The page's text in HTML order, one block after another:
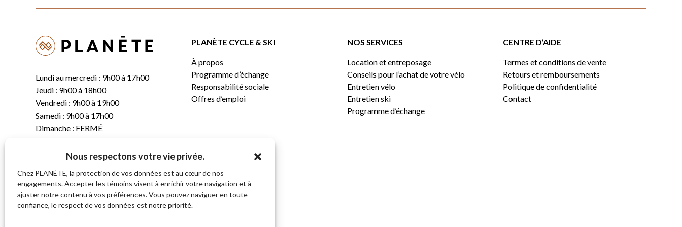
Nous respectons votre vie privée.
Chez PLANÈTE, la protection de vos données est au cœur de nos
engagements. Accepter les témoins visent à enrichir votre navigation et à
ajuster notre contenu à vos préférences. Vous pouvez naviguer en toute
confiance, le respect de vos données est notre priorité.
Lundi au mercredi : 9h00 à 17h00
Jeudi : 9h00 à 18h00
Vendredi : 9h00 à 19h00
Samedi : 9h00 à 17h00
Dimanche : FERMÉ
(819) 843-8356
C. info@planete.co
681, rue Sherbrooke
Magog (Québec)
PLANÈTE CYCLE & SKI
À propos
Programme d’échange
Responsabilité sociale
Offres d’emploi
NOS SERVICES
Location et entreposage
Conseils pour l’achat de votre vélo
Entretien vélo
Entretien ski
Programme d’échange
CENTRE D’AIDE
Termes et conditions de vente
Retours et remboursements
Politique de confidentialité
Contact